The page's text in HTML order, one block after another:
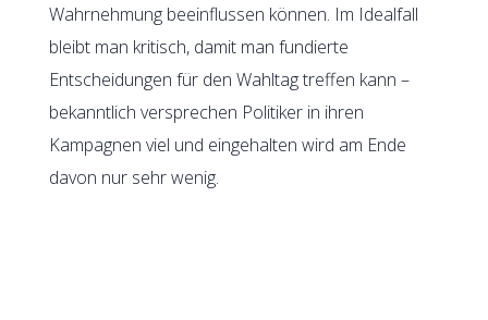
Wahrnehmung beeinflussen können. Im Idealfall
bleibt man kritisch, damit man fundierte
Entscheidungen für den Wahltag treffen kann –
bekanntlich versprechen Politiker in ihren
Kampagnen viel und eingehalten wird am Ende
davon nur sehr wenig.